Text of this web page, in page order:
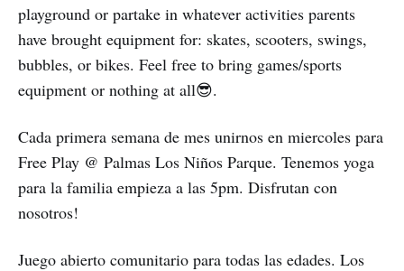
playground or partake in whatever activities parents
have brought equipment for: skates, scooters, swings,
bubbles, or bikes. Feel free to bring games/sports
equipment or nothing at all😎.
Cada primera semana de mes unirnos en miercoles para
Free Play @ Palmas Los Niños Parque. Tenemos yoga
para la familia empieza a las 5pm. Disfrutan con
nosotros!
Juego abierto comunitario para todas las edades. Los